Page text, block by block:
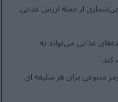
از جمله ارزش غذایی
غذایی می‌تواند به
متنوعی برای هر سلیقه ای